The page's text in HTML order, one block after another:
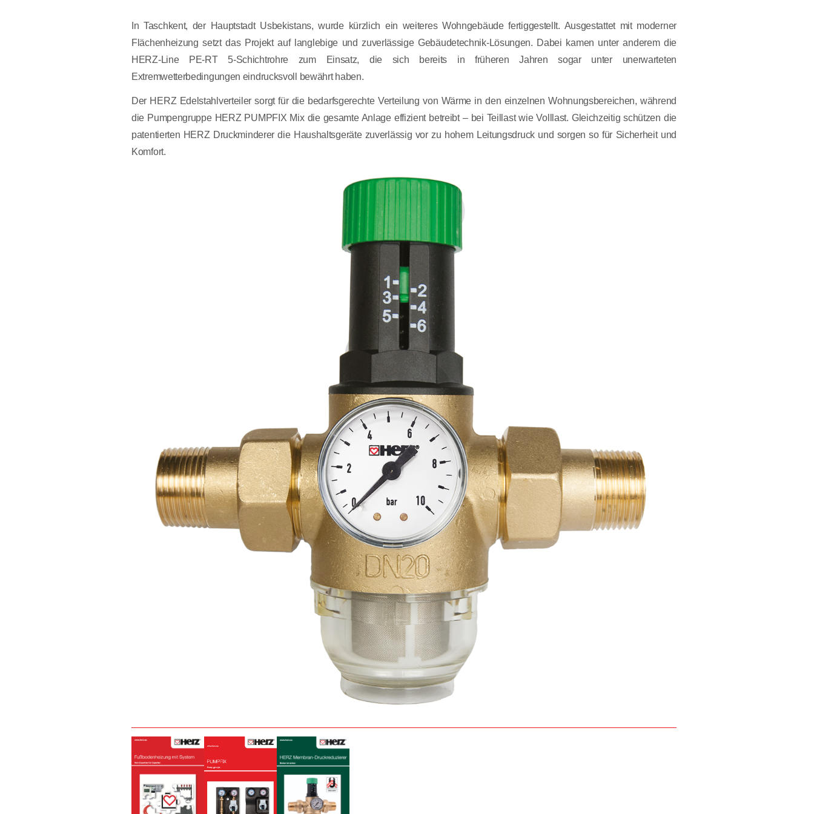
In Taschkent, der Hauptstadt Usbekistans, wurde kürzlich ein weiteres Wohngebäude fertiggestellt. Ausgestattet mit moderner
Flächenheizung setzt das Projekt auf langlebige und zuverlässige Gebäudetechnik-Lösungen. Dabei kamen unter anderem die
HERZ-Line PE-RT 5-Schichtrohre zum Einsatz, die sich bereits in früheren Jahren sogar unter unerwarteten
Extremwetterbedingungen eindrucksvoll bewährt haben.
Der HERZ Edelstahlverteiler sorgt für die bedarfsgerechte Verteilung von Wärme in den einzelnen Wohnungsbereichen, während
die Pumpengruppe HERZ PUMPFIX Mix die gesamte Anlage effizient betreibt – bei Teillast wie Volllast. Gleichzeitig schützen die
patentierten HERZ Druckminderer die Haushaltsgeräte zuverlässig vor zu hohem Leitungsdruck und sorgen so für Sicherheit und
Komfort.